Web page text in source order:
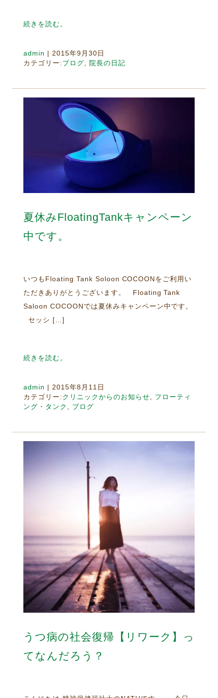
続きを読む。
admin | 2015年9月30日
カテゴリー:ブログ, 院長の日記
夏休みFloatingTankキャンペーン
中です。
いつもFloating Tank Soloon COCOONをご利用い
ただきありがとうございます。 Floating Tank
Saloon COCOONでは夏休みキャンペーン中です。
セッシ […]
続きを読む。
admin | 2015年8月11日
カテゴリー:クリニックからのお知らせ
フローティ
ング・タンク
ブログ
うつ病の社会復帰【リワーク】っ
てなんだろう？